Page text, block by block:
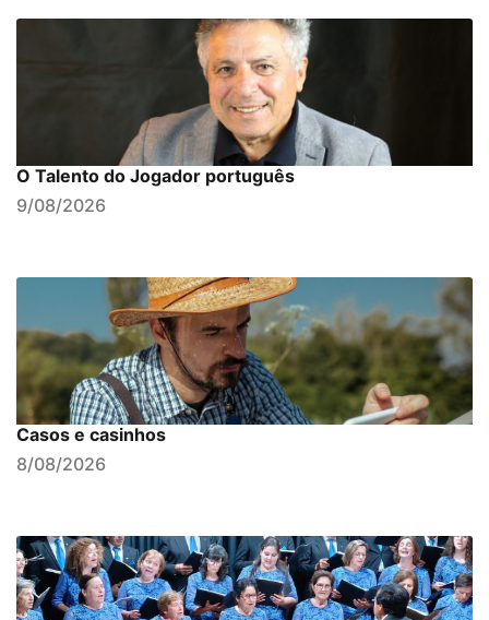
O Talento do Jogador português
9/08/2026
Casos e casinhos
8/08/2026